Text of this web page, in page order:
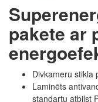
pakete ar
Divkameru stikla
Laminēts
standartu atbilst